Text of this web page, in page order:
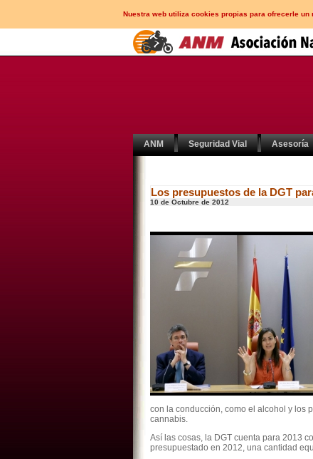
Nuestra web utiliza cookies propias para ofrecerle
ANM Seguridad Vial Asesoría
Los presupuestos de la DGT
10 de Octubre de 2012
con la conducción, como el alcohol y los
cannabis.
Así las cosas, la DGT cuenta para 2013
presupuestado en 2012, una cantidad